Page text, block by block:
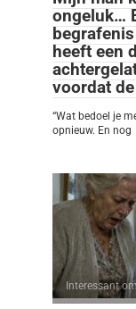
ongeluk…
heeft een
voordat
“Wat bedoel je
opnieuw. En nog
Interessant